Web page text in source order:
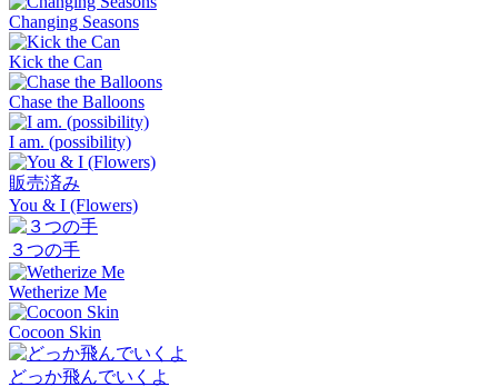
Changing Seasons
Kick the Can
Chase the Balloons
I am. (possibility)
販売済み
You & I (Flowers)
３つの手
Wetherize Me
Cocoon Skin
どっか飛んでいくよ